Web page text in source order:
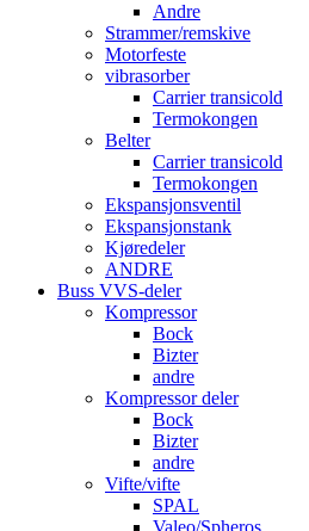
Andre
Strammer/remskive
Motorfeste
vibrasorber
Carrier transicold
Termokongen
Belter
Carrier transicold
Termokongen
Ekspansjonsventil
Ekspansjonstank
Kjøredeler
ANDRE
Buss VVS-deler
Kompressor
Bock
Bizter
andre
Kompressor deler
Bock
Bizter
andre
Vifte/vifte
SPAL
Valeo/Spheros